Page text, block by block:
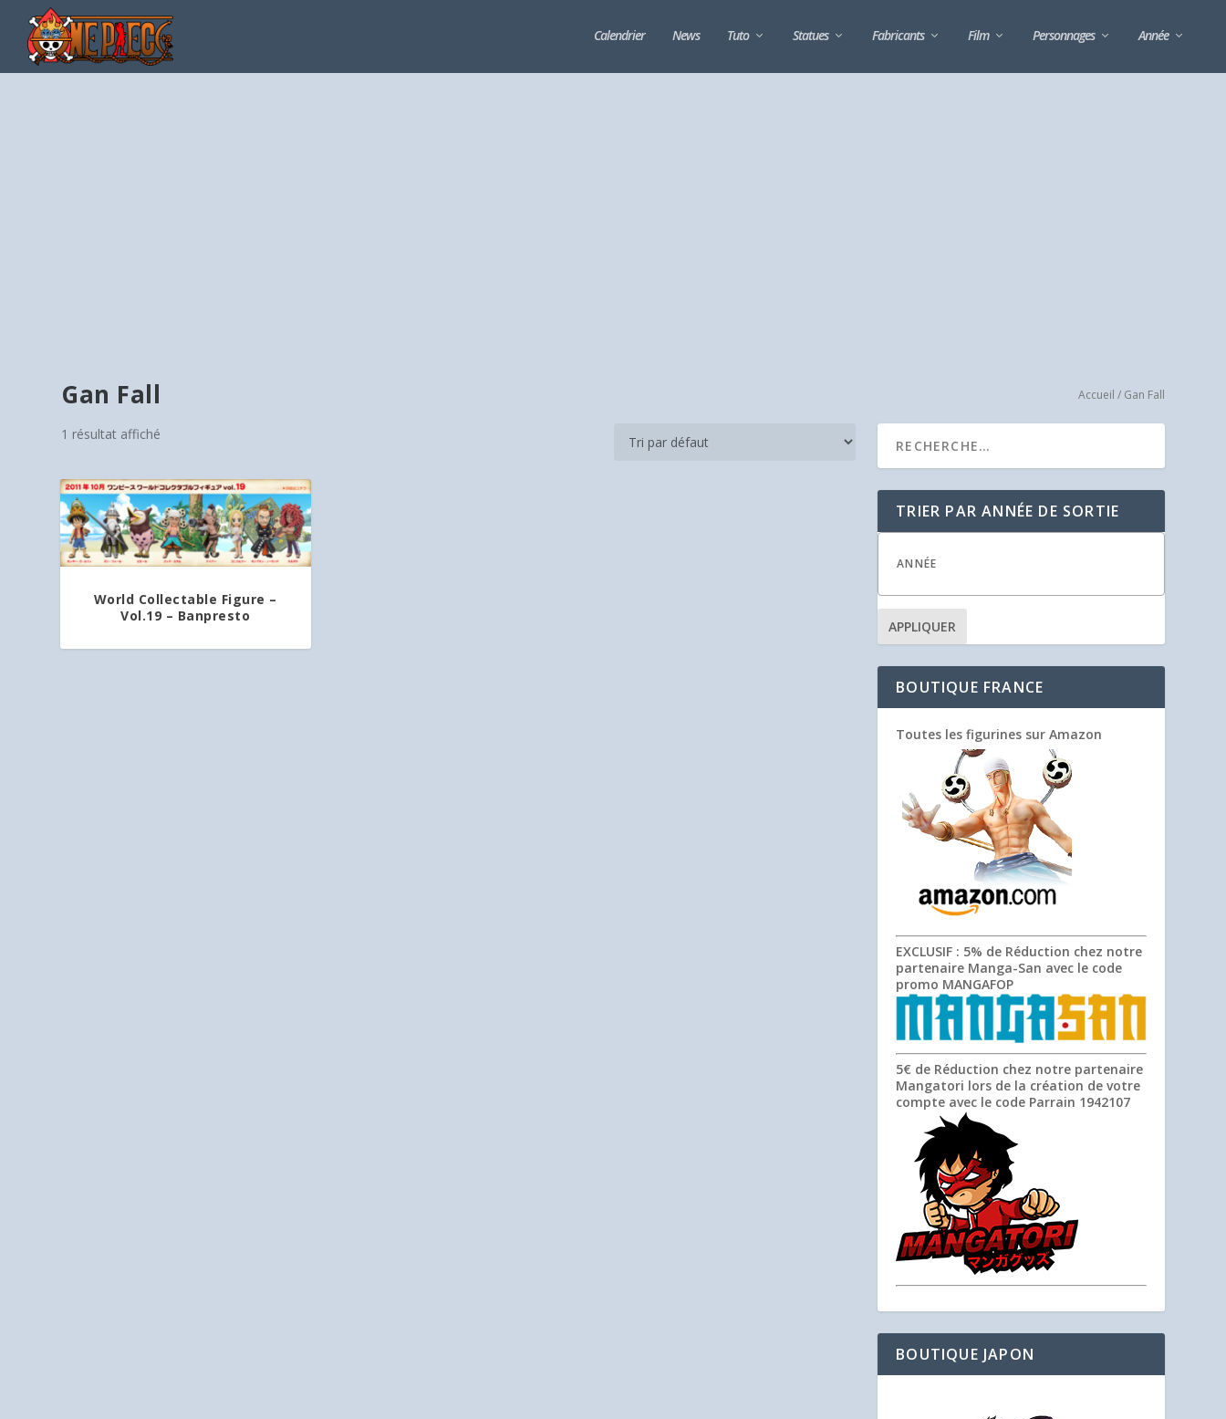
Calendrier News Tuto Statues Fabricants Film Personnages Année
Gan Fall Accueil / Gan Fall
1 résultat affiché
World Collectable Figure –
Vol.19 – Banpresto
TRIER PAR ANNÉE DE SORTIE
APPLIQUER
BOUTIQUE FRANCE
Toutes les figurines sur Amazon
EXCLUSIF : 5% de Réduction chez notre
partenaire Manga-San avec le code
promo MANGAFOP
5€ de Réduction chez notre partenaire
Mangatori lors de la création de votre
compte avec le code Parrain 1942107
BOUTIQUE JAPON